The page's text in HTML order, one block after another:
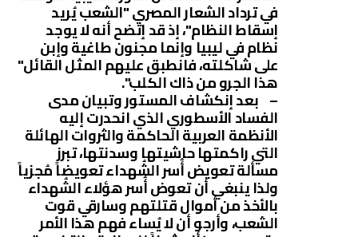
في ترداد الشعار المصري "الشعب يُريد
إسقاط النظام"، إذ قد إتضح أنه لا يوجد
نظام في ليبيا وإنما مجنون طاغية وإبن
على شاكلته، فانطبق عليهم المثل القائل"
هذا الجرو من ذاك الكلب".
– بعد إنكشاف المستور وتبيان مدى
الفساد الأسطوري الذي انحدرت إليه
الأنظمة العربية الحاكمة والثروات الهائلة
التي راكمتها حاشيتها وسدنتها، تبرز
مسألة تعويض أُسر الشُهداء تعويضاً مُجزياً
ولذا ينبغي أن تعوض أُسر هؤلاء الشُهداء
بالأخذ من أموال قتلتهم وسارقي قوت
الشعب، وأرجو أن لا يُساء فهم هذا الأمر